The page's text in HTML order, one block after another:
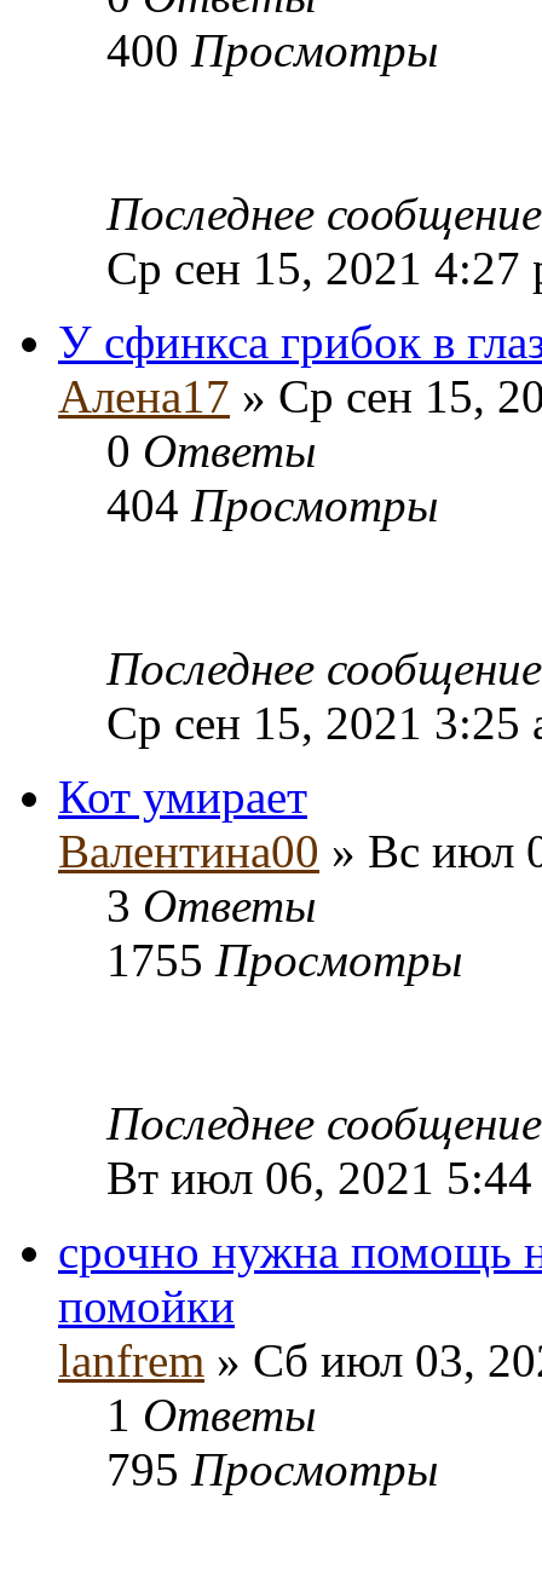
400 Просмотры
Последнее
Ср сен 15, 2021 4:27
У сфинкса грибок в
Алена17 » Ср сен 15,
0 Ответы
404 Просмотры
Последнее
Ср сен 15, 2021 3:25
Кот умирает
Валентина00 » Вс июл
3 Ответы
1755 Просмотры
Последнее
Вт июл 06, 2021 5:44
срочно нужна помощь
помойки
lanfrem » Сб июл 03,
1 Ответы
795 Просмотры